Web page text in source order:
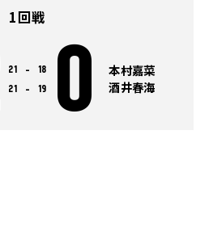
1回戦
21 -
18
21
- 19 0
本村嘉菜
酒井春海